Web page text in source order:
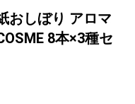
おしぼり アロマ
8本×3種セ